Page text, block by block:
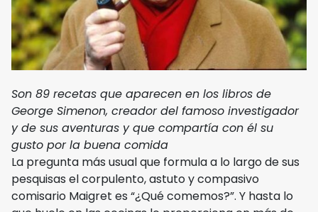
Son 89 recetas que aparecen en los libros de
George Simenon, creador del famoso investigador
y de sus aventuras y que compartía con él su
gusto por la buena comida
La pregunta más usual que formula a lo largo de sus
pesquisas el corpulento, astuto y compasivo
comisario Maigret es “¿Qué comemos?”. Y hasta lo